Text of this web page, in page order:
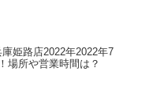
姫路店2022年2022年7
場所や営業時間は？